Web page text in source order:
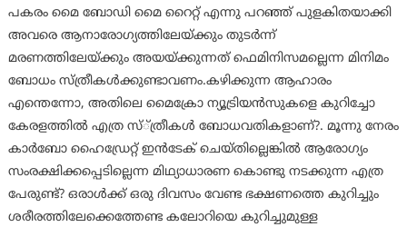
പകരം മൈ ബോഡി മൈ റൈറ്റ് എന്നു പറഞ്ഞ് പുളകിതയാക്കി
അവരെ ആനാരോഗ്യത്തിലേയ്ക്കും തുടര്‍ന്ന്
മരണത്തിലേയ്ക്കും അയയ്ക്കുന്നത് ഫെമിനിസമല്ലെന്ന മിനിമം
ബോധം സ്ത്രീകള്‍ക്കുണ്ടാവണം.കഴിക്കുന്ന ആഹാരം
എന്തെന്നോ, അതിലെ മൈക്രോ ന്യൂട്രിയന്‍സുകളെ കുറിച്ചോ
കേരളത്തില്‍ എത്ര സ്്ത്രീകള്‍ ബോധവതികളാണ്?. മൂന്നു നേരം
കാര്‍ബോ ഹൈഡ്രേറ്റ് ഇന്‍ടേക് ചെയ്തില്ലെങ്കില്‍ ആരോഗ്യം
സംരക്ഷിക്കപ്പെടില്ലെന്ന മിഥ്യാധാരണ കൊണ്ടു നടക്കുന്ന എത്ര
പേരുണ്ട്? ഒരാള്‍ക്ക് ഒരു ദിവസം വേണ്ട ഭക്ഷണത്തെ കുറിച്ചും
ശരീരത്തിലേക്കെത്തേണ്ട കലോറിയെ കുറിച്ചുമുള്ള